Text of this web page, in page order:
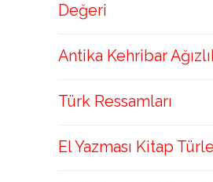
Değeri
Antika Kehribar
Türk Ressamları
El Yazması Kitap